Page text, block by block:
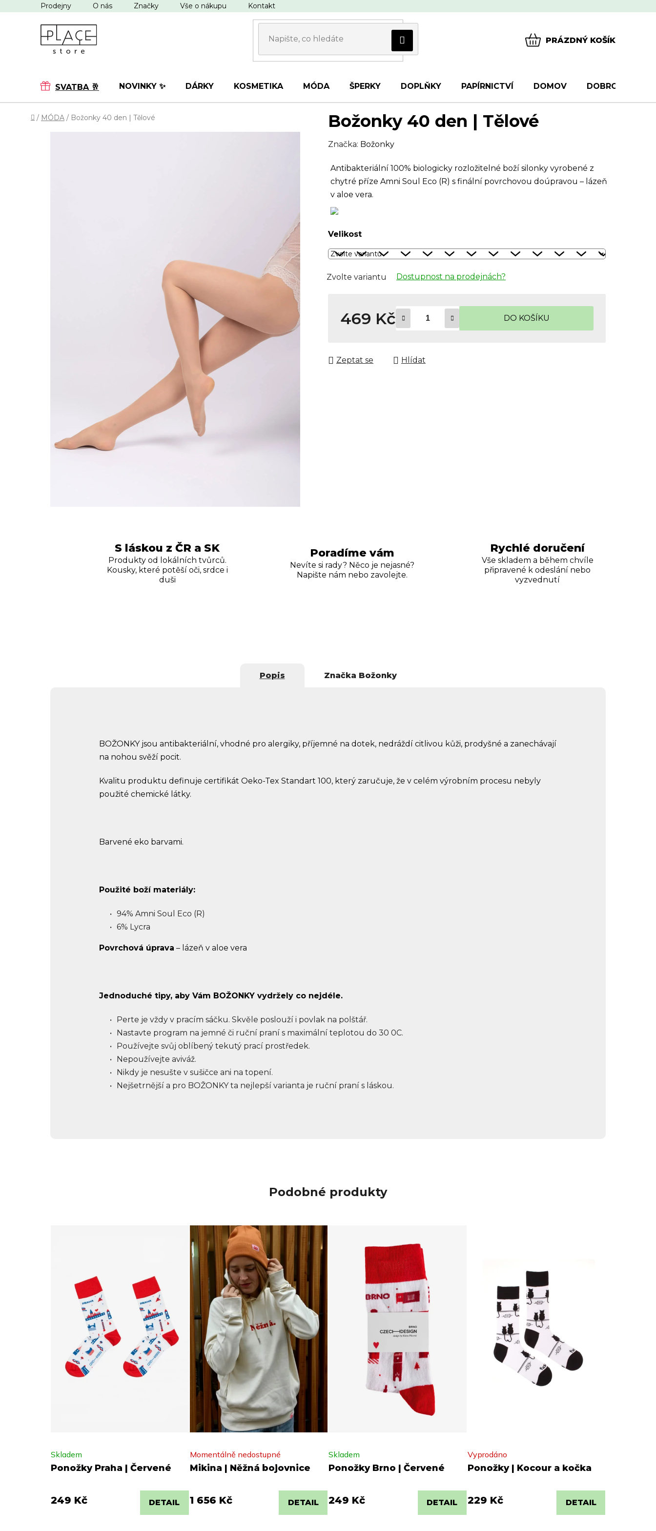
na
Prodejny O nás Značky Vše o nákupu Kontakt
PRÁZDNÝ KOŠÍK
SVATBA 🥂 NOVINKY ✨ DÁRKY KOSMETIKA MÓDA ŠPERKY DOPLŇKY PAPÍRNICTVÍ DOMOV DOBROTY
Domů
/ MÓDA / Božonky 40 den | Tělové Božonky 40 den | Tělové
Značka: Božonky
Antibakteriální 100% biologicky rozložitelné boží silonky vyrobené z
chytré příze Amni Soul Eco (R) s finální povrchovou doúpravou – lázeň
v aloe vera.
Velikost
Zvolte variantu Dostupnost na prodejnách?
469 Kč DO KOŠÍKU
Zeptat se Hlídat
S láskou z ČR a SK
Produkty od lokálních tvůrců.
Kousky, které potěší oči, srdce i
duši
Poradíme vám
Nevíte si rady? Něco je nejasné?
Napište nám nebo zavolejte.
Rychlé doručení
Vše skladem a během chvíle
připravené k odeslání nebo
vyzvednutí
Popis Značka Božonky
BOŽONKY jsou antibakteriální, vhodné pro alergiky, příjemné na dotek, nedráždí citlivou kůži, prodyšné a zanechávají
na nohou svěží pocit.
Kvalitu produktu definuje certifikát Oeko-Tex Standart 100, který zaručuje, že v celém výrobním procesu nebyly
použité chemické látky.
Barvené eko barvami.
Použité boží materiály:
94% Amni Soul Eco (R)
6% Lycra
Povrchová úprava – lázeň v aloe vera
Jednoduché tipy, aby Vám BOŽONKY vydržely co nejdéle.
Perte je vždy v pracím sáčku. Skvěle poslouží i povlak na polštář.
Nastavte program na jemné či ruční praní s maximální teplotou do 30 0C.
Používejte svůj oblíbený tekutý prací prostředek.
Nepoužívejte aviváž.
Nikdy je nesušte v sušičce ani na topení.
Nejšetrnější a pro BOŽONKY ta nejlepší varianta je ruční praní s láskou.
Podobné produkty
Ponožky Praha | Červené
Skladem
249 Kč DETAIL
Mikina | Něžná bojovnice
Momentálně nedostupné
1 656 Kč DETAIL
Ponožky Brno | Červené
Skladem
249 Kč DETAIL
Ponožky | Kocour a kočka
Vyprodáno
229 Kč DETAIL